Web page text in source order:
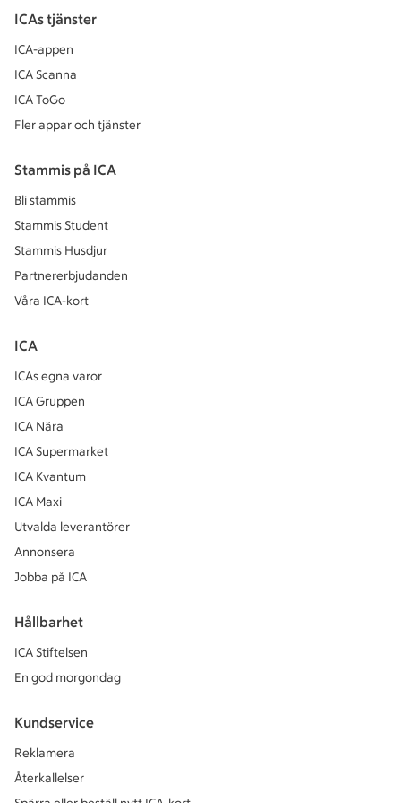
ICAs tjänster
ICA-appen
ICA Scanna
ICA ToGo
Fler appar och tjänster
Stammis på ICA
Bli stammis
Stammis Student
Stammis Husdjur
Partnererbjudanden
Våra ICA-kort
ICA
ICAs egna varor
ICA Gruppen
ICA Nära
ICA Supermarket
ICA Kvantum
ICA Maxi
Utvalda leverantörer
Annonsera
Jobba på ICA
Hållbarhet
ICA Stiftelsen
En god morgondag
Kundservice
Reklamera
Återkallelser